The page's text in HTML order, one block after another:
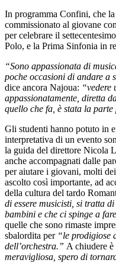
In programma Confini, che
commissionato al giovane
per celebrare il
Polo, e la Prima Sinfonia in
“Sono appassionata di
poche occasioni di andare a
dice ancora Najoua: “vedere
appassionatamente, diretta
quello che fa, è stata la
Gli studenti hanno potuto in
interpretativa di un evento
la guida del direttore Nicola
anche accompagnati dalle
per aiutare i giovani, molti
ascolto così importante, ad
della cultura del tardo
di essere musicisti, si tratta
bambini e che ci spinge a
quelle che sono rimaste
sbalordita per “le prodigiose
dell’orchestra.” A chiudere
meravigliosa, spero di